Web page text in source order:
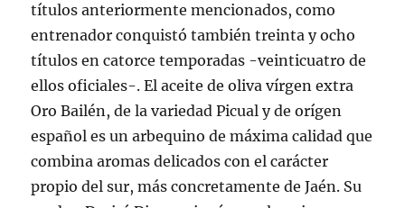
títulos anteriormente mencionados, como
entrenador conquistó también treinta y ocho
títulos en catorce temporadas -veinticuatro de
ellos oficiales-. El aceite de oliva vírgen extra
Oro Bailén, de la variedad Picual y de orígen
español es un arbequino de máxima calidad que
combina aromas delicados con el carácter
propio del sur, más concretamente de Jaén. Su